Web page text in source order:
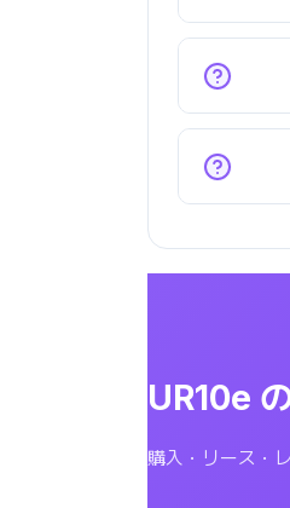
UR10e
購入・リース・